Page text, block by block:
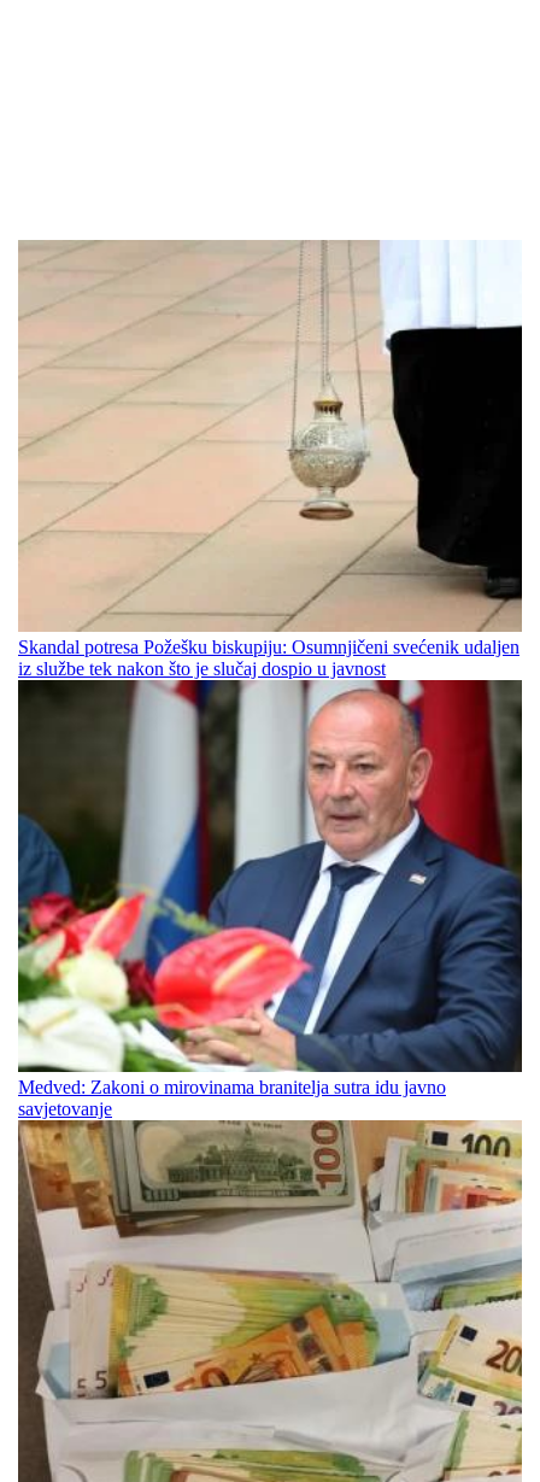
Skandal potresa Požešku biskupiju: Osumnjičeni svećenik udaljen
iz službe tek nakon što je slučaj dospio u javnost
Medved: Zakoni o mirovinama branitelja sutra idu javno
savjetovanje